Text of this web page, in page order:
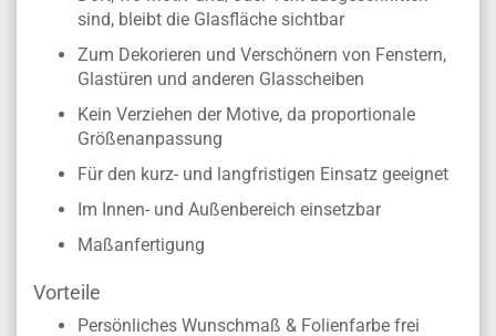
sind, bleibt die Glasfläche sichtbar
Zum Dekorieren und Verschönern von Fenstern,
Glastüren und anderen Glasscheiben
Kein Verziehen der Motive, da proportionale
Größenanpassung
Für den kurz- und langfristigen Einsatz geeignet
Im Innen- und Außenbereich einsetzbar
Maßanfertigung
Vorteile
Persönliches Wunschmaß & Folienfarbe frei